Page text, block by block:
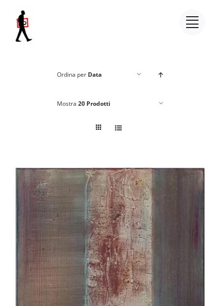
contenuto
Ordina per Data
Mostra 20 Prodotti